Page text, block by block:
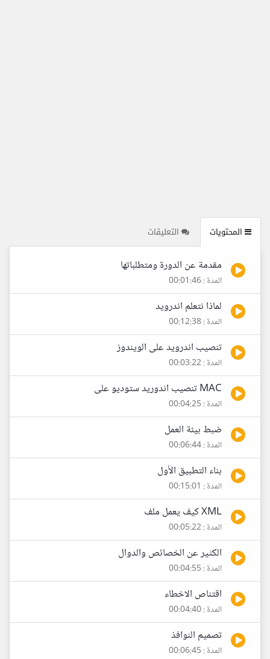
المحتويات التعليقات
مقدمة عن الدورة ومتطلباتها
المدة : 00:01:46
لماذا نتعلم اندرويد
المدة : 00:12:38
تنصيب اندرويد على الويندوز
المدة : 00:03:22
MAC تنصيب اندوريد ستوديو على
المدة : 00:04:25
ضبط بيئة العمل
المدة : 00:06:44
بناء التطبيق الأول
المدة : 00:15:01
XML كيف يعمل ملف
المدة : 00:05:22
الكثير عن الخصائص والدوال
المدة : 00:04:55
اقتناص الاخطاء
المدة : 00:04:40
تصميم النوافذ
المدة : 00:06:45